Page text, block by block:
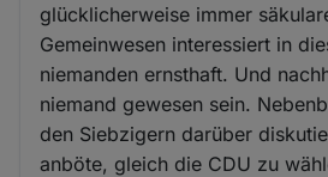
glücklicherweise immer
Gemeinwesen interessiert in
niemanden ernsthaft. Und
niemand gewesen sein.
den Siebzigern darüber
anböte, gleich die CDU zu